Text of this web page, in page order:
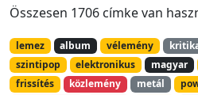
Összesen 1706 címke van
lemez album vélemény
szintipop
elektronikus magyar
frissítés
közlemény metál